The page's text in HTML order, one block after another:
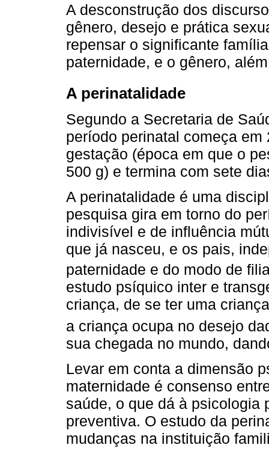
A desconstrução dos
gênero, desejo e prática
repensar o significante
paternidade, e o gênero,
A perinatalidade
Segundo a Secretaria de
período perinatal começa
gestação (época em que o
500 g) e termina com sete
A perinatalidade é uma
pesquisa gira em torno do
indivisível e de influência
que já nasceu, e os pais,
paternidade e do modo de
estudo psíquico inter e
criança, de se ter uma
a criança ocupa no desejo
sua chegada no mundo,
Levar em conta a dimensão
maternidade é consenso
saúde, o que dá à psicologia
preventiva. O estudo da
mudanças na instituição